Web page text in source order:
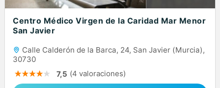
Centro Médico Virgen de la Caridad Mar Menor
San Javier
Calle Calderón de la Barca, 24, San Javier (Murcia),
30730
7,5 (4 valoraciones)